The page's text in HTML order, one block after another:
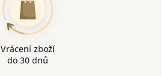
Vrácení zboží
do 30 dnů